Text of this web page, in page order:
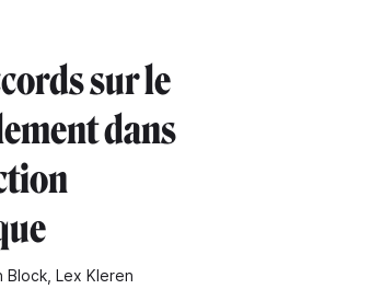
sur le
dans
Block, Lex Kleren